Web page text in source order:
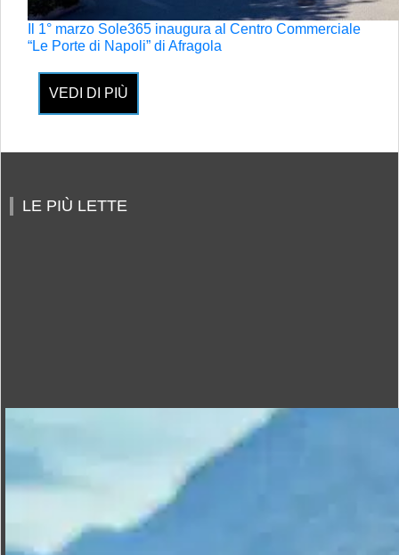
Il 1° marzo Sole365 inaugura al Centro Commerciale
“Le Porte di Napoli” di Afragola
VEDI DI PIÙ
LE PIÙ LETTE